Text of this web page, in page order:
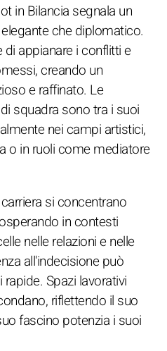
in Bilancia segnala un
che diplomatico.
appianare i conflitti e
creando un
e raffinato. Le
squadra sono tra i suoi
nei campi artistici,
o in ruoli come mediatore
si concentrano
in contesti
nelle relazioni e nelle
all'indecisione può
Spazi lavorativi
riflettendo il suo
fascino potenzia i suoi